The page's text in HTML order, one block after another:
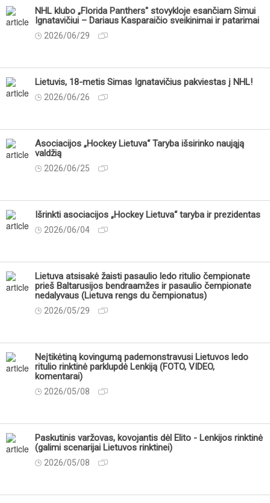
NHL klubo „Florida Panthers" stovykloje esančiam Simui
Ignatavičiui – Dariaus Kasparaičio sveikinimai ir patarimai
2026/06/29
Lietuvis, 18-metis Simas Ignatavičius pakviestas į NHL!
2026/06/26
Asociacijos „Hockey Lietuva“ Taryba išsirinko naująją
valdžią
2026/06/25
Išrinkti asociacijos „Hockey Lietuva“ taryba ir prezidentas
2026/06/04
Lietuva atsisakė žaisti pasaulio ledo ritulio čempionate
prieš Baltarusijos bendraamžes ir pasaulio čempionate
nedalyvaus (Lietuva rengs du čempionatus)
2026/05/29
Neįtikėtiną kovingumą pademonstravusi Lietuvos ledo
ritulio rinktinė parklupdė Lenkiją (FOTO, VIDEO,
komentarai)
2026/05/08
Paskutinis varžovas, kovojantis dėl Elito - Lenkijos rinktinė
(galimi scenarijai Lietuvos rinktinei)
2026/05/08